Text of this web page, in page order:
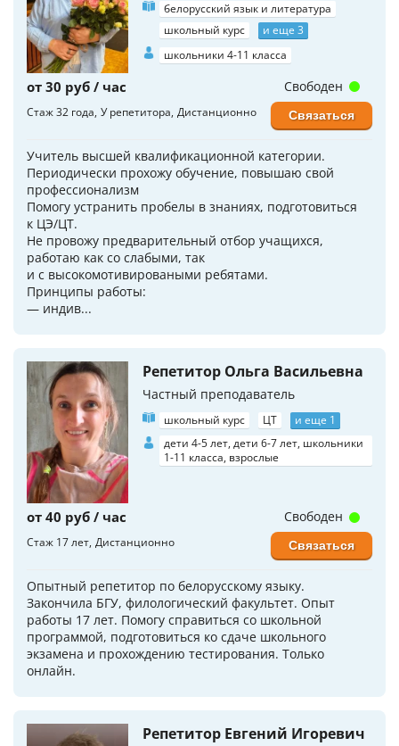
белорусский язык и литература
школьный курс
и еще 3
школьники 4-11 класса
от 30 руб / час
Стаж 32 года У репетитора Дистанционно
Учитель высшей квалификационной категории.
Периодически прохожу обучение, повышаю свой
профессионализм
Помогу устранить пробелы в знаниях, подготовиться
к ЦЭ/ЦТ.
Не провожу предварительный отбор учащихся,
работаю как со слабыми, так
и с высокомотивироваными ребятами.
Принципы работы:
— индив...
Свободен
Связаться
Репетитор Ольга Васильевна
Частный преподаватель
школьный курс ЦТ
и еще 1
дети 4-5 лет, дети 6-7 лет, школьники
1-11 класса, взрослые
от 40 руб / час
Стаж 17 лет Дистанционно
Опытный репетитор по белорусскому языку.
Закончила БГУ, филологический факультет. Опыт
работы 17 лет. Помогу справиться со школьной
программой, подготовиться ко сдаче школьного
экзамена и прохождению тестирования. Только
онлайн.
Свободен
Связаться
Репетитор Евгений Игоревич